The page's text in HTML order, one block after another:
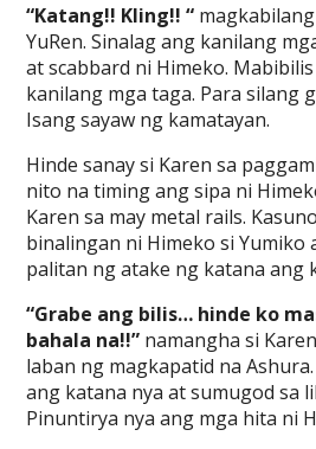
“Katang!! Kling!! “
YuRen. Sinalag ang kanilang
at scabbard ni Himeko.
kanilang mga taga. Para silang
Isang sayaw ng kamatayan.
Hinde sanay si Karen sa
nito na timing ang sipa ni
Karen sa may metal rails.
binalingan ni Himeko si Yumiko
palitan ng atake ng katana ang
“Grabe ang bilis… hinde ko
bahala na!!” namangha si
laban ng magkapatid na
ang katana nya at sumugod sa
Pinuntirya nya ang mga hita ni